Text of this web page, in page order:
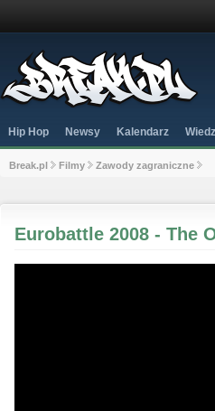
Hip Hop Newsy Kalendarz
Break.pl Filmy Zawody zagraniczne
Eurobattle 2008 - The